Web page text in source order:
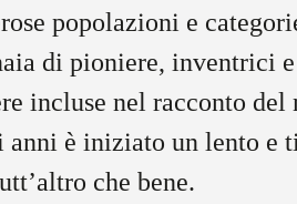
popolazioni e
di pioniere, inventrici
incluse nel racconto del
anni è iniziato un lento e
che bene.